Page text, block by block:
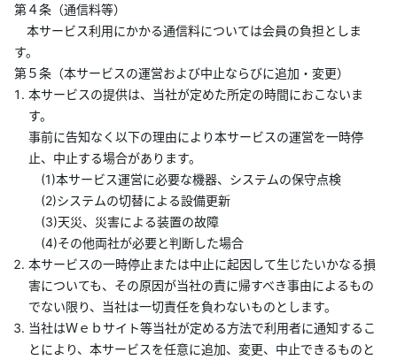
第４条（通信料等）
本サービス利用にかかる通信料については会員の負担としま
す。
第５条（本サービスの運営および中止ならびに追加・変更）
本サービスの提供は、当社が定めた所定の時間におこないま
す。
事前に告知なく以下の理由により本サービスの運営を一時停
止、中止する場合があります。
(1)本サービス運営に必要な機器、システムの保守点検
(2)システムの切替による設備更新
(3)天災、災害による装置の故障
(4)その他両社が必要と判断した場合
本サービスの一時停止または中止に起因して生じたいかなる損
害についても、その原因が当社の責に帰すべき事由によるもの
でない限り、当社は一切責任を負わないものとします。
当社はＷｅｂサイト等当社が定める方法で利用者に通知するこ
とにより、本サービスを任意に追加、変更、中止できるものと